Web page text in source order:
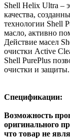
Shell Helix Ultra –
качества,
технологии Shell
масло, активно
Действие масел
очистки Active
Shell PurePlus
очистки и защиты.
Спецификации:
Возможность
оригинального
что товар не